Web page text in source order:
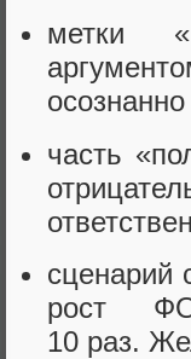
метки
часть
сценарий
рост
10 раз.